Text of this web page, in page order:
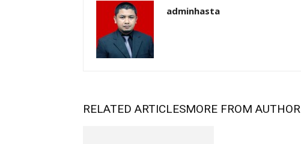
adminhasta
RELATED ARTICLESMORE FROM AUTHOR